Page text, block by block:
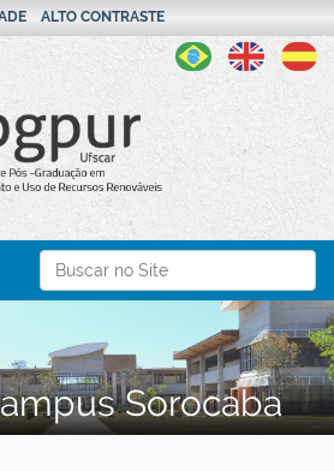
Busca
Busca Avançada…
ALTO CONTRASTE
Sorocaba